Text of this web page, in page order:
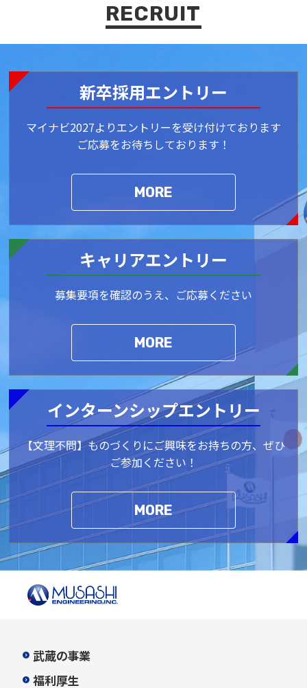
RECRUIT
新卒採用エントリー
マイナビ2027よりエントリーを受け付けております
ご応募をお待ちしております！
MORE
キャリアエントリー
募集要項を確認のうえ、ご応募ください
MORE
インターンシップエントリー
【文理不問】ものづくりにご興味をお持ちの方、ぜひ
ご参加ください！
MORE
武蔵の事業
福利厚生